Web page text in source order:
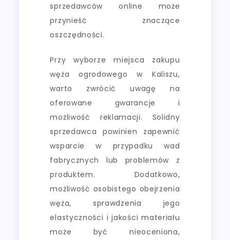
sprzedawców online może
przynieść znaczące
oszczędności.
Przy wyborze miejsca zakupu
węża ogrodowego w Kaliszu,
warto zwrócić uwagę na
oferowane gwarancje i
możliwość reklamacji. Solidny
sprzedawca powinien zapewnić
wsparcie w przypadku wad
fabrycznych lub problemów z
produktem. Dodatkowo,
możliwość osobistego obejrzenia
węża, sprawdzenia jego
elastyczności i jakości materiału
może być nieoceniona,